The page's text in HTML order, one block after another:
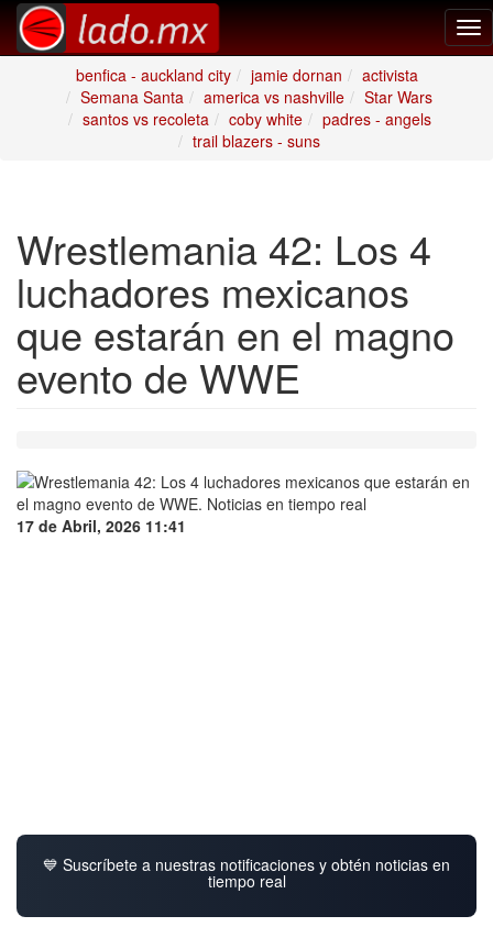
benfica - auckland city
jamie dornan
activista
Semana Santa
america vs nashville
Star Wars
santos vs recoleta
coby white
padres - angels
trail blazers - suns
Wrestlemania 42: Los 4
luchadores mexicanos
que estarán en el magno
evento de WWE
17 de Abril, 2026 11:41
💙 Suscríbete a nuestras notificaciones y obtén noticias en
tiempo real